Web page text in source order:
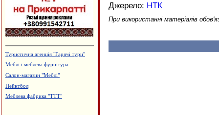
Гобелени та текстильний одяг
Кафе "Звенислава"
Водостічні системи Struga
Будцентр "Деніго"
Вироби з нержавіючої сталі
Джерело: НТК
При використанні матеріалів